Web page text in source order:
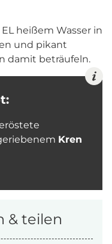
heißem Wasser in
und pikant
damit beträufeln.
Kren
& teilen